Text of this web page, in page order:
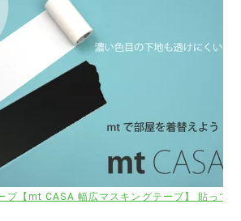
プ【mt CASA 幅広マスキングテープ】 貼って